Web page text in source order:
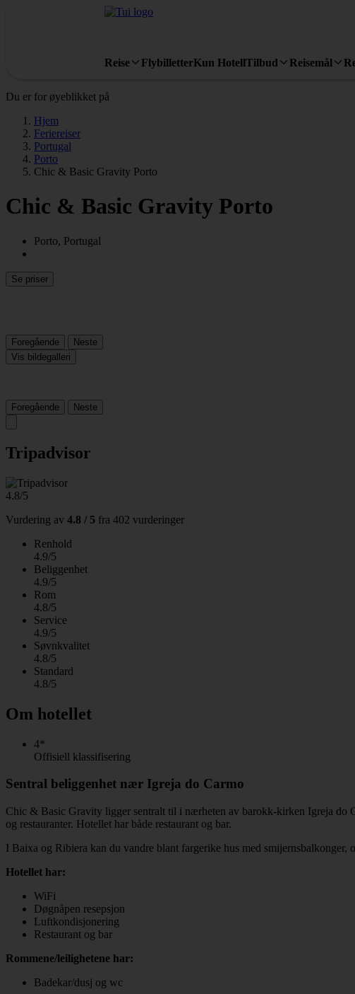
Reise FlybilletterKun HotellTilbud Reisemål
Du er for øyeblikket på
Hjem
Feriereiser
Portugal
Porto
Chic & Basic Gravity Porto
Chic & Basic Gravity Porto
Porto, Portugal
Se priser
Foregående
Neste
Vis bildegalleri
Foregående Neste
Tripadvisor
4.8/5
Vurdering av 4.8 / 5 fra 402 vurderinger
Renhold
4.9/5
Beliggenhet
4.9/5
Rom
4.8/5
Service
4.9/5
Søvnkvalitet
4.8/5
Standard
4.8/5
Om hotellet
4*
Offisiell klassifisering
Sentral beliggenhet nær Igreja do Carmo
Chic & Basic Gravity ligger sentralt til i nærheten av barokk-kirken Igreja do
og restauranter. Hotellet har både restaurant og bar.
I Baixa og Ribiera kan du vandre blant fargerike hus med
Hotellet har:
WiFi
Døgnåpen resepsjon
Luftkondisjonering
Restaurant og bar
Rommene/leilighetene har:
Badekar/dusj og wc